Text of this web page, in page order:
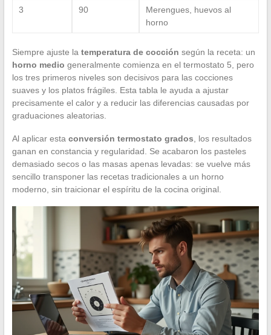
3 90
Merengues, huevos al
horno
Siempre ajuste la temperatura de cocción según la receta: un
horno medio generalmente comienza en el termostato 5, pero
los tres primeros niveles son decisivos para las cocciones
suaves y los platos frágiles. Esta tabla le ayuda a ajustar
precisamente el calor y a reducir las diferencias causadas por
graduaciones aleatorias.
Al aplicar esta conversión termostato grados , los resultados
ganan en constancia y regularidad. Se acabaron los pasteles
demasiado secos o las masas apenas levadas: se vuelve más
sencillo transponer las recetas tradicionales a un horno
moderno, sin traicionar el espíritu de la cocina original.